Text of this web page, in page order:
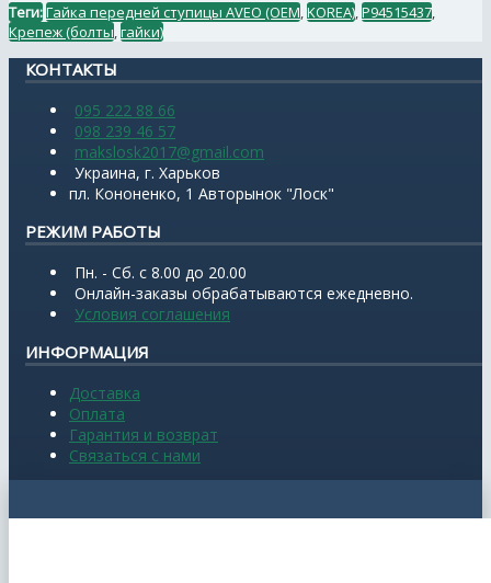
Теги:Гайка передней ступицы AVEO (OEM KOREA) P94515437
Крепеж (болты гайки)
КОНТАКТЫ
095 222 88 66
098 239 46 57
makslosk2017@gmail.com
Украина, г. Харьков
пл. Кононенко, 1 Авторынок "Лоск"
РЕЖИМ РАБОТЫ
Пн. - Сб. с 8.00 до 20.00
Онлайн-заказы обрабатываются ежедневно.
Условия соглашения
ИНФОРМАЦИЯ
Доставка
Оплата
Гарантия и возврат
Связаться с нами